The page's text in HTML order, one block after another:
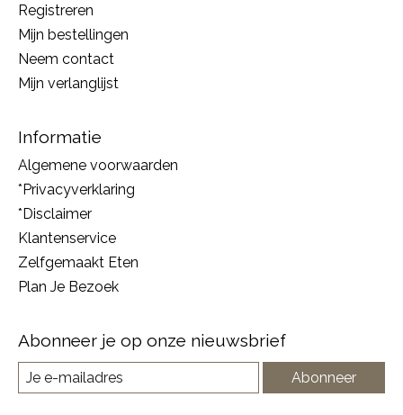
Registreren
Mijn bestellingen
Neem contact
Mijn verlanglijst
Informatie
Algemene voorwaarden
*Privacyverklaring
*Disclaimer
Klantenservice
Zelfgemaakt Eten
Plan Je Bezoek
Abonneer je op onze nieuwsbrief
Abonneer